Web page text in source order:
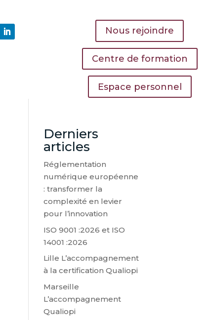
Nous rejoindre
Centre de formation
Espace personnel
Derniers
articles
Réglementation
numérique européenne
: transformer la
complexité en levier
pour l’innovation
ISO 9001 :2026 et ISO
14001 :2026
Lille L’accompagnement
à la certification Qualiopi
Marseille
L’accompagnement
Qualiopi